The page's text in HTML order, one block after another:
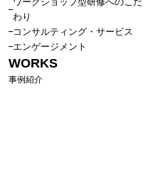
わり
コンサルティング・サービス
エンゲージメント
WORKS
事例紹介